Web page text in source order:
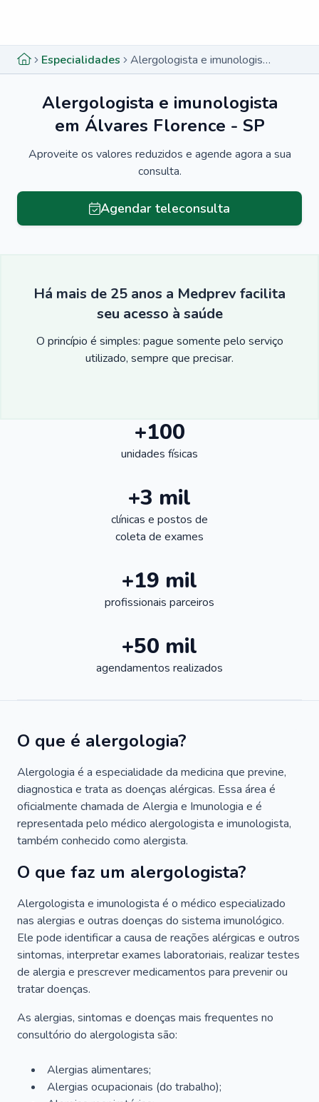
Especialidades Alergologista e imunologista em Álvares Florence - SP
Alergologista e imunologista
em Álvares Florence - SP
Aproveite os valores reduzidos e agende agora a sua
consulta.
Agendar teleconsulta
Há mais de 25 anos a Medprev facilita
seu acesso à saúde
O princípio é simples: pague somente pelo serviço
utilizado, sempre que precisar.
+100
unidades físicas
+3 mil
clínicas e postos de
coleta de exames
+19 mil
profissionais parceiros
+50 mil
agendamentos realizados
O que é alergologia?
Alergologia é a especialidade da medicina que previne,
diagnostica e trata as doenças alérgicas. Essa área é
oficialmente chamada de Alergia e Imunologia e é
representada pelo médico alergologista e imunologista,
também conhecido como alergista.
O que faz um alergologista?
Alergologista e imunologista é o médico especializado
nas alergias e outras doenças do sistema imunológico.
Ele pode identificar a causa de reações alérgicas e outros
sintomas, interpretar exames laboratoriais, realizar testes
de alergia e prescrever medicamentos para prevenir ou
tratar doenças.
As alergias, sintomas e doenças mais frequentes no
consultório do alergologista são:
Alergias alimentares;
Alergias ocupacionais (do trabalho);